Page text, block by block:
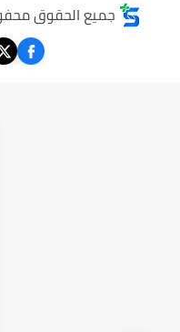
جميع الحقوق